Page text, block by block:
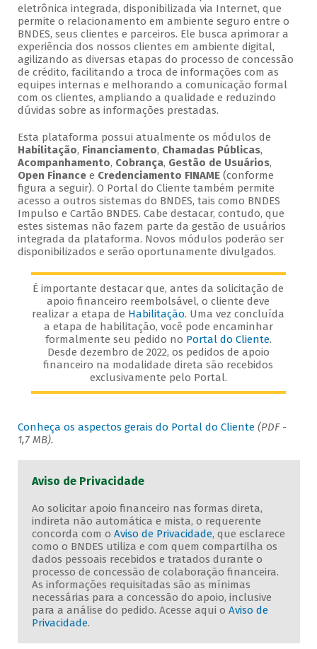
eletrônica integrada, disponibilizada via Internet, que
permite o relacionamento em ambiente seguro entre o
BNDES, seus clientes e parceiros. Ele busca aprimorar a
experiência dos nossos clientes em ambiente digital,
agilizando as diversas etapas do processo de concessão
de crédito, facilitando a troca de informações com as
equipes internas e melhorando a comunicação formal
com os clientes, ampliando a qualidade e reduzindo
dúvidas sobre as informações prestadas.
Esta plataforma possui atualmente os módulos de
Habilitação, Financiamento, Chamadas Públicas,
Acompanhamento, Cobrança, Gestão de Usuários,
Open Financee Credenciamento FINAME(conforme
figura a seguir). O Portal do Cliente também permite
acesso a outros sistemas do BNDES, tais como BNDES
Impulso e Cartão BNDES. Cabe destacar, contudo, que
estes sistemas não fazem parte da gestão de usuários
integrada da plataforma. Novos módulos poderão ser
disponibilizados e serão oportunamente divulgados.
É importante destacar que, antes da solicitação de
apoio financeiro reembolsável, o cliente deve
realizar a etapa de Habilitação. Uma vez concluída
a etapa de habilitação, você pode encaminhar
formalmente seu pedido no Portal do Cliente.
Desde dezembro de 2022, os pedidos de apoio
financeiro na modalidade direta são recebidos
exclusivamente pelo Portal.
Conheça os aspectos gerais do Portal do Cliente (PDF -
1,7 MB).
Aviso de Privacidade
Ao solicitar apoio financeiro nas formas direta,
indireta não automática e mista, o requerente
concorda com o Aviso de Privacidade, que esclarece
como o BNDES utiliza e com quem compartilha os
dados pessoais recebidos e tratados durante o
processo de concessão de colaboração financeira.
As informações requisitadas são as mínimas
necessárias para a concessão do apoio, inclusive
para a análise do pedido. Acesse aqui o Aviso de
Privacidade.